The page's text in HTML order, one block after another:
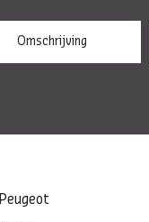
Omschrijving
Peugeot